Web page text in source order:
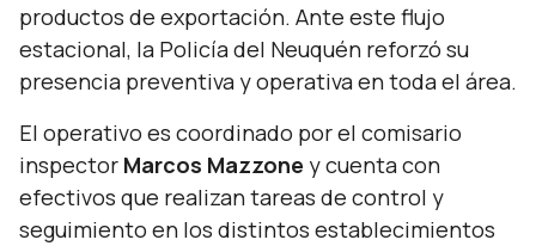
productos de exportación. Ante este flujo
estacional, la Policía del Neuquén reforzó su
presencia preventiva y operativa en toda el área.
El operativo es coordinado por el comisario
inspector Marcos Mazzone y cuenta con
efectivos que realizan tareas de control y
seguimiento en los distintos establecimientos